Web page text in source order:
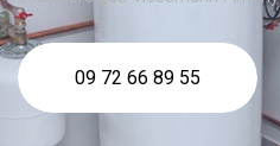
09 72 66 89 55